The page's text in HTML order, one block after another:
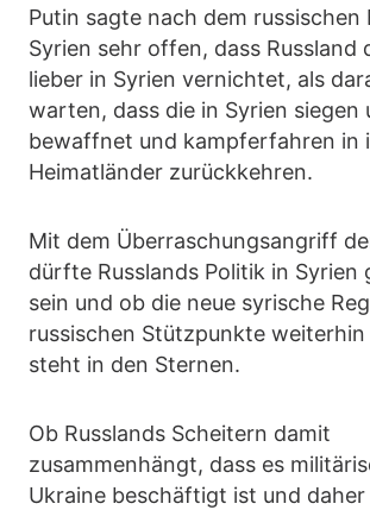
Putin sagte nach dem russischen
Syrien sehr offen, dass Russland
lieber in Syrien vernichtet, als
warten, dass die in Syrien siegen
bewaffnet und kampferfahren in
Heimatländer zurückkehren.
Mit dem Überraschungsangriff
dürfte Russlands Politik in Syrien
sein und ob die neue syrische
russischen Stützpunkte weiterhin
steht in den Sternen.
Ob Russlands Scheitern damit
zusammenhängt, dass es
Ukraine beschäftigt ist und